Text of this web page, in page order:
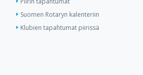
Suomen Rotaryn kalenteriin
Klubien tapahtumat piirissä